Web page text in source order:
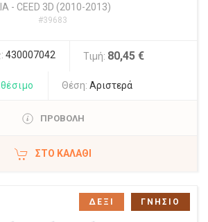
- CEED 3D (2010-2013)
#39683
430007042 Τιμή: 80,45 €
Θέση: Αριστερά
ΠΡΟΒΟΛΗ
ΣΤΟ ΚΑΛΆΘΙ
ΔΕΞΙ ΓΝΗΣΙΟ